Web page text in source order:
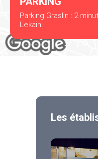
Parking Graslin : 2
Lekain.
Les